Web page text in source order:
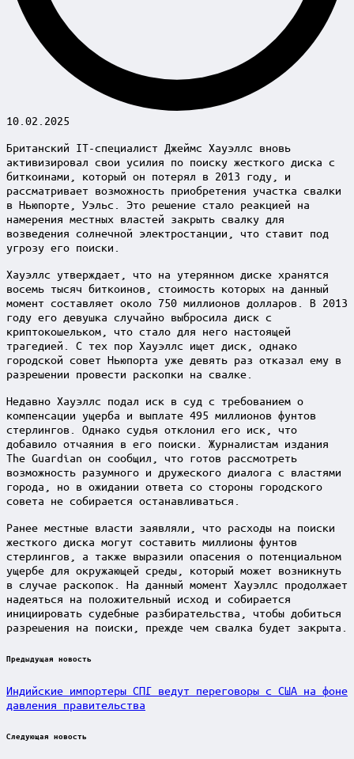
10.02.2025
Британский IT-специалист Джеймс Хауэллс вновь
активизировал свои усилия по поиску жесткого диска с
биткоинами, который он потерял в 2013 году, и
рассматривает возможность приобретения участка свалки
в Ньюпорте, Уэльс. Это решение стало реакцией на
намерения местных властей закрыть свалку для
возведения солнечной электростанции, что ставит под
угрозу его поиски.
Хауэллс утверждает, что на утерянном диске хранятся
восемь тысяч биткоинов, стоимость которых на данный
момент составляет около 750 миллионов долларов. В 2013
году его девушка случайно выбросила диск с
криптокошельком, что стало для него настоящей
трагедией. С тех пор Хауэллс ищет диск, однако
городской совет Ньюпорта уже девять раз отказал ему в
разрешении провести раскопки на свалке.
Недавно Хауэллс подал иск в суд с требованием о
компенсации ущерба и выплате 495 миллионов фунтов
стерлингов. Однако судья отклонил его иск, что
добавило отчаяния в его поиски. Журналистам издания
The Guardian он сообщил, что готов рассмотреть
возможность разумного и дружеского диалога с властями
города, но в ожидании ответа со стороны городского
совета не собирается останавливаться.
Ранее местные власти заявляли, что расходы на поиски
жесткого диска могут составить миллионы фунтов
стерлингов, а также выразили опасения о потенциальном
ущербе для окружающей среды, который может возникнуть
в случае раскопок. На данный момент Хауэллс продолжает
надеяться на положительный исход и собирается
инициировать судебные разбирательства, чтобы добиться
разрешения на поиски, прежде чем свалка будет закрыта.
Post
Предыдущая новость
Индийские импортеры СПГ ведут переговоры с США на фоне
давления правительства
Следующая новость